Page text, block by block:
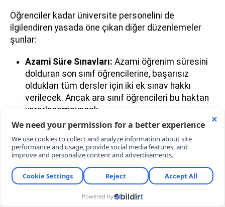
Öğrenciler kadar üniversite personelini de
ilgilendiren yasada öne çıkan diğer düzenlemeler
şunlar:
Azami Süre Sınavları: Azami öğrenim süresini
dolduran son sınıf öğrencilerine, başarısız
oldukları tüm dersler için iki ek sınav hakkı
verilecek. Ancak ara sınıf öğrencileri bu haktan
yararlanamayacak.
Emeklilik Yaşı Uzatıldı:
İhtiyaç duyulan
alanlarda görevli öğretim üyeleri, YÖK kararı ve
yetmiş beş yaşını geçmemek şartıyla
sözleşmeli olarak ikişer yıl süreyle
çalıştırılmaya devam edilebilecek.
İzinsiz Tez ve Başkası Adına Çalışmaya Son: